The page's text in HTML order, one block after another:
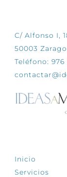
C/ Alfonso I,
50003
Teléfono: 976
Inicio
Servicios